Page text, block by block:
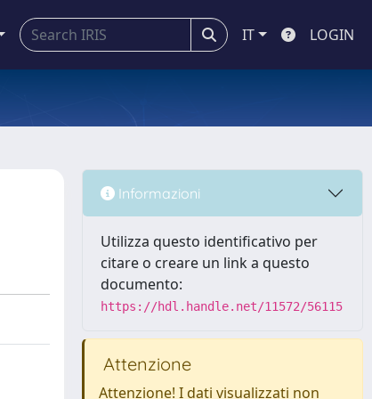
IT LOGIN
Informazioni
Utilizza questo identificativo per
citare o creare un link a questo
documento:
https://hdl.handle.net/11572/56115
Attenzione
Attenzione! I dati visualizzati non